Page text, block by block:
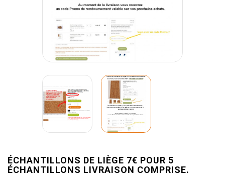
ÉCHANTILLONS DE LIÈGE 7€ POUR 5
ÉCHANTILLONS LIVRAISON COMPRISE.